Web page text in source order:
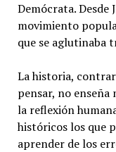
Demócrata. Desde
movimiento
que se aglutinaba
La historia,
pensar, no enseña
la reflexión
históricos los que
aprender de los